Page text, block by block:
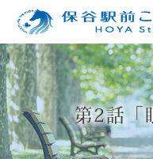
第2話「